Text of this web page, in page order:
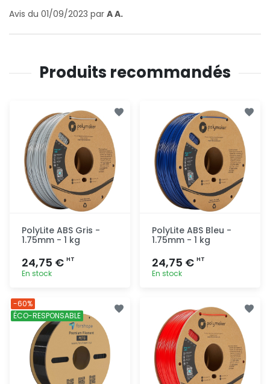
Avis du 01/09/2023 par A A.
Produits recommandés
PolyLite ABS Gris -
1.75mm - 1 kg
24,75 € HT
En stock
rapide
PolyLite ABS Bleu -
1.75mm - 1 kg
24,75 € HT
En stock
rapide
-60%
ÉCO-RESPONSABLE